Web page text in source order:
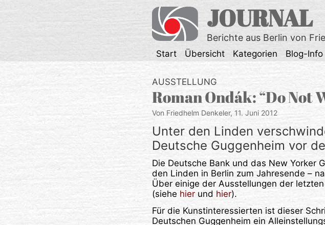
JOURNAL
Berichte aus Berlin von
Start Übersicht Kategorien Blog-Info
AUSSTELLUNG
Roman Ondák: “Do Not
Von Friedhelm Denkeler, 11. Juni 2012
Unter den Linden
Deutsche Guggenheim vor
Die Deutsche Bank und das New Yorker
den Linden in Berlin zum Jahresende –
Über einige der Ausstellungen der
(siehe hier und hier).
Für die Kunstinteressierten ist dieser
Deutschen Guggenheim ein